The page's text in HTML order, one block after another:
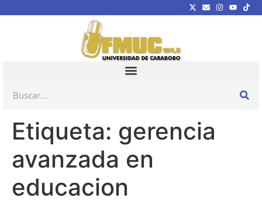
Etiqueta: gerencia
avanzada en
educacion